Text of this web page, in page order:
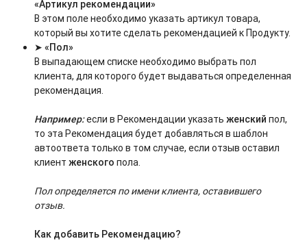
«Артикул рекомендации»
В этом поле необходимо указать артикул товара,
который вы хотите сделать рекомендацией к Продукту.
➤«Пол»
В выпадающем списке необходимо выбрать пол
клиента, для которого будет выдаваться определенная
рекомендация.
Например:если в Рекомендации указатьженский пол,
то эта Рекомендация будет добавляться в шаблон
автоответа только в том случае, если отзыв оставил
клиентженского пола.
Пол определяется по имени клиента, оставившего
отзыв.
Как добавить Рекомендацию?